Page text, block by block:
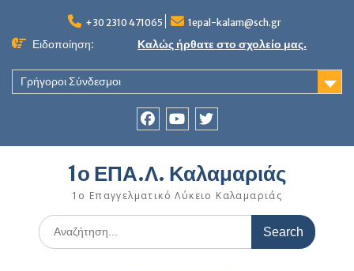
content
+30 2310 471065 1epal-kalam@sch.gr
Ειδοποίηση: Καλώς ήρθατε στο σχολείο μας.
Γρήγοροι Σύνδεσμοι
1ο ΕΠΑ.Λ. Καλαμαριάς
1ο Επαγγελματικό Λύκειο Καλαμαριάς
Search
for: